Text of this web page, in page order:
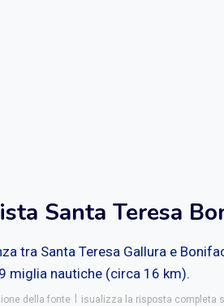
Santa Teresa
tra Santa Teresa Gallura e
miglia nautiche (circa 16 km).
della fonte isualizza la risposta completa